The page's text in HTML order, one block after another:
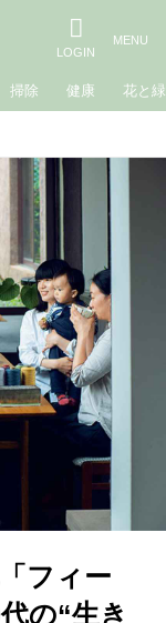
掃除 健康 花と緑
フィー
の“生き